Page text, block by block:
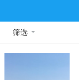
筛选